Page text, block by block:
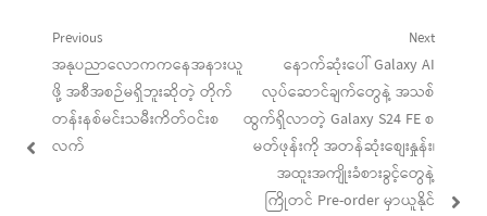
Post
navigation
Previous
Previous
post:
အနုပညာလောကကနေအနားယူ
ဖို့ အစီအစဉ်မရှိဘူးဆိုတဲ့ တိုက်
တန်းနစ်မင်းသမီးကိတ်ဝင်းစ
လက်
Next
Next
post:
နောက်ဆုံးပေါ် Galaxy AI
လုပ်ဆောင်ချက်တွေနဲ့ အသစ်
ထွက်ရှိလာတဲ့ Galaxy S24 FE စ
မတ်ဖုန်းကို အတန်ဆုံးစျေးနှုန်း၊
အထူးအကျိုးခံစားခွင့်တွေနဲ့
ကြိုတင် Pre-order မှာယူနိုင်